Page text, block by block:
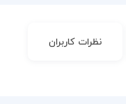
نظرات کاربران